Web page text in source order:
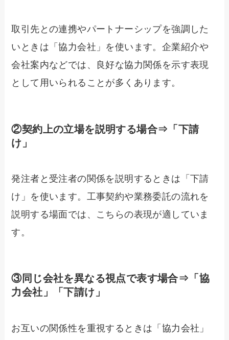
取引先との連携やパートナーシップを強調した
いときは「協力会社」を使います。企業紹介や
会社案内などでは、良好な協力関係を示す表現
として用いられることが多くあります。
②契約上の立場を説明する場合⇒「下請
け」
発注者と受注者の関係を説明するときは「下請
け」を使います。工事契約や業務委託の流れを
説明する場面では、こちらの表現が適していま
す。
③同じ会社を異なる視点で表す場合⇒「協
力会社」「下請け」
お互いの関係性を重視するときは「協力会社」